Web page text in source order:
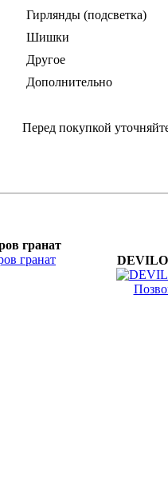
Гирлянды (подсветка)
Шишки
Другое
Дополнительно
Перед покупкой
гранат